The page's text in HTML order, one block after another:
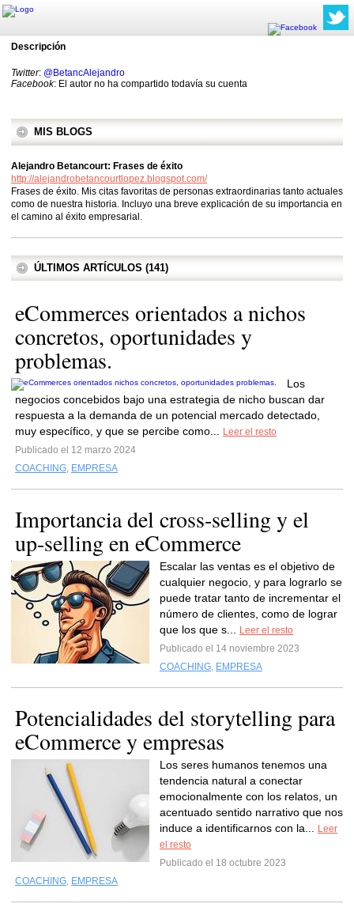
Descripción
Twitter: @BetancAlejandro
Facebook: El autor no ha compartido todavía su cuenta
MIS BLOGS
Alejandro Betancourt: Frases de éxito
http://alejandrobetancourtlopez.blogspot.com/
Frases de éxito. Mis citas favoritas de personas extraordinarias tanto actuales
como de nuestra historia. Incluyo una breve explicación de su importancia en
el camino al éxito empresarial.
ÚLTIMOS ARTÍCULOS (141)
eCommerces orientados a nichos
concretos, oportunidades y
problemas.
Los
negocios concebidos bajo una estrategia de nicho buscan dar
respuesta a la demanda de un potencial mercado detectado,
muy específico, y que se percibe como...
Leer el resto
Publicado el 12 marzo 2024
COACHING, EMPRESA
Importancia del cross-selling y el
up-selling en eCommerce
Escalar las ventas es el objetivo de
cualquier negocio, y para lograrlo se
puede tratar tanto de incrementar el
número de clientes, como de lograr
que los que s...
Leer el resto
Publicado el 14 noviembre 2023
COACHING, EMPRESA
Potencialidades del storytelling para
eCommerce y empresas
Los seres humanos tenemos una
tendencia natural a conectar
emocionalmente con los relatos, un
acentuado sentido narrativo que nos
induce a identificarnos con la...
Leer
el resto
Publicado el 18 octubre 2023
COACHING, EMPRESA